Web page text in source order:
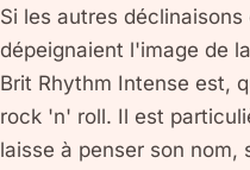
Si les autres
dépeignaient l'image de
Brit Rhythm Intense est,
rock 'n' roll. Il est
laisse à penser son nom,